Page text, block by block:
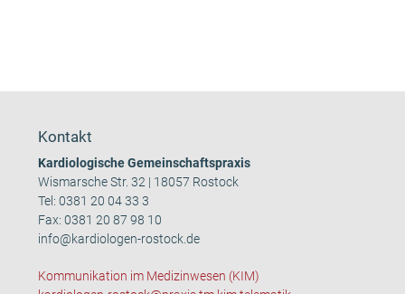
Kontakt
Kardiologische Gemeinschaftspraxis
Wismarsche Str. 32 | 18057 Rostock
Tel:0381 20 04 33 3
Fax: 0381 20 87 98 10
info@kardiologen-rostock.de
Kommunikation im Medizinwesen (KIM)